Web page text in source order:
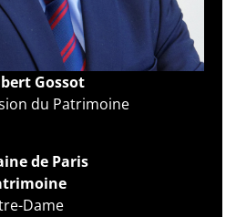
Gossot
du Patrimoine
de Paris
Dame